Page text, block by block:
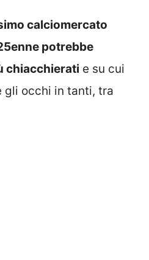
calciomercato
potrebbe
chiacchierati e su cui
gli occhi in tanti, tra